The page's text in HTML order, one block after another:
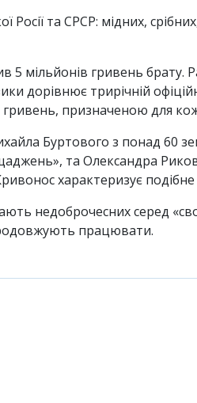
та СРСР: мідних,
5 мільйонів гривень
дорівнює трирічній
призначеною для
Буртового з понад 60
та Олександра
характеризує подібне
недоброчесних серед
працювати.